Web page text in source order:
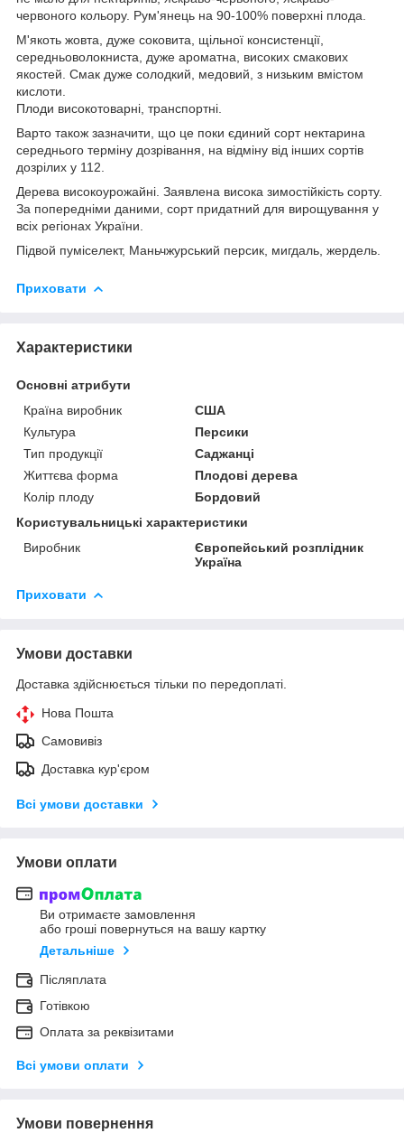
червоного кольору. Рум'янець на 90-100% поверхні плода.
М'якоть жовта, дуже соковита, щільної консистенції,
середньоволокниста, дуже ароматна, високих смакових
якостей. Смак дуже солодкий, медовий, з низьким вмістом
кислоти.
Плоди високотоварні, транспортні.
Варто також зазначити, що це поки єдиний сорт нектарина
середнього терміну дозрівання, на відміну від інших сортів
дозрілих у 112.
Дерева високоурожайні. Заявлена висока зимостійкість сорту.
За попередніми даними, сорт придатний для вирощування у
всіх регіонах України.
Підвой пуміселект, Маньчжурський персик, мигдаль, жердель.
Приховати
Характеристики
Основні атрибути
Країна виробник
США
Культура
Персики
Тип продукції
Саджанці
Життєва форма
Плодові дерева
Колір плоду
Бордовий
Користувальницькі характеристики
Виробник
Європейський розплідник
Україна
Приховати
Умови доставки
Доставка здійснюється тільки по передоплаті.
Нова Пошта
Самовивіз
Доставка кур'єром
Всі умови доставки
Умови оплати
Ви отримаєте замовлення
або гроші повернуться на вашу картку
Детальніше
Післяплата
Готівкою
Оплата за реквізитами
Всі умови оплати
Умови повернення